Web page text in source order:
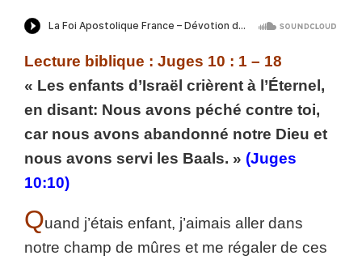
Lecture biblique : Juges 10 : 1 – 18
« Les enfants d’Israël crièrent à l’Éternel,
en disant: Nous avons péché contre toi,
car nous avons abandonné notre Dieu et
nous avons servi les Baals. » (Juges
10:10)
Quand j’étais enfant, j’aimais aller dans
notre champ de mûres et me régaler de ces